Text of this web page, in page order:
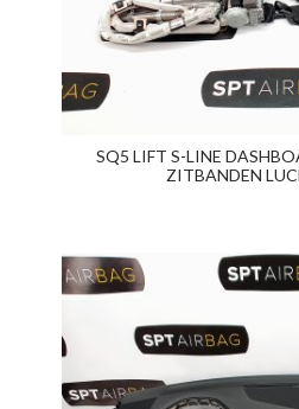
SQ5 LIFT S-LINE
ZITBANDEN